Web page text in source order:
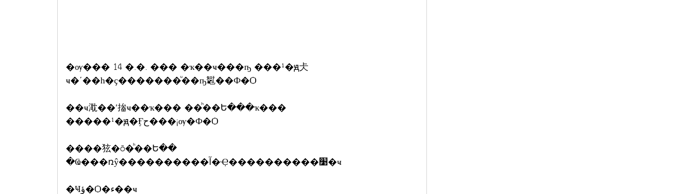
�ѹ��� 14 �.�. ��� �ҡ��ҹ���ҧ ���¹�ԭ仧
ҹ�ʹ��һ�ҫ�������ͧ��ҧ䵹��Ф�Ѻ
��ҹ㴷��ʹ㨧ҹ��ҡ��� ��ͪ��Ե���ҡ���
�����¹�ԭ�Ӻح���¡ѹ�Ф�Ѻ
����㹡�õ�ͪ��Ե��
�Ҩ���ռŷ����������آ�Ҿ����������׹�ҹ
�Ҹؤ�Ѻ�ء��ҹ